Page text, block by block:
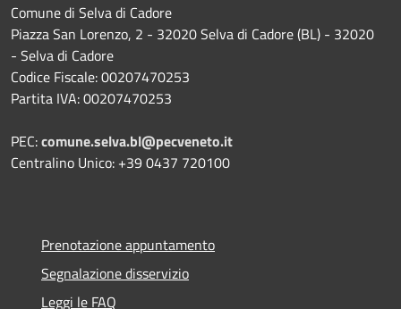
Comune di Selva di Cadore
Piazza San Lorenzo, 2 - 32020 Selva di Cadore (BL) - 32020
- Selva di Cadore
Codice Fiscale: 00207470253
Partita IVA: 00207470253
PEC:comune.selva.bl@pecveneto.it
Centralino Unico: +39 0437 720100
Prenotazione appuntamento
Segnalazione disservizio
Leggi le FAQ